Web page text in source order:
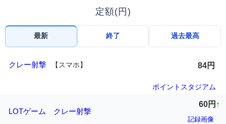
定額(円)
最新 終了 過去最高
クレー射撃 【スマホ】 84円
ポイントスタジアム
LOTゲーム クレー射撃
60円 ↑
記録画像